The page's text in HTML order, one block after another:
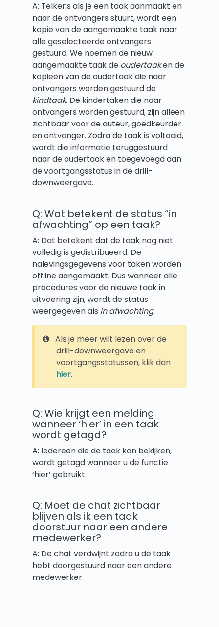
A: Telkens als je een taak aanmaakt en
naar de ontvangers stuurt, wordt een
kopie van de aangemaakte taak naar
alle geselecteerde ontvangers
gestuurd. We noemen de nieuw
aangemaakte taak de oudertaaken de
kopieën van de oudertaak die naar
ontvangers worden gestuurd de
kindtaak. De kindertaken die naar
ontvangers worden gestuurd, zijn alleen
zichtbaar voor de auteur, goedkeurder
en ontvanger. Zodra de taak is voltooid,
wordt die informatie teruggestuurd
naar de oudertaak en toegevoegd aan
de voortgangsstatus in de drill-
downweergave.
Q: Wat betekent de status “in
afwachting” op een taak?
A: Dat betekent dat de taak nog niet
volledig is gedistribueerd. De
nalevingsgegevens voor taken worden
offline aangemaakt. Dus wanneer alle
procedures voor de nieuwe taak in
uitvoering zijn, wordt de status
weergegeven als in afwachting.
Als je meer wilt lezen over de
drill-downweergave en
voortgangsstatussen, klik dan
hier.
Q: Wie krijgt een melding
wanneer ‘hier’ in een taak
wordt getagd?
A: Iedereen die de taak kan bekijken,
wordt getagd wanneer u de functie
‘hier’ gebruikt.
Q: Moet de chat zichtbaar
blijven als ik een taak
doorstuur naar een andere
medewerker?
A: De chat verdwijnt zodra u de taak
hebt doorgestuurd naar een andere
medewerker.